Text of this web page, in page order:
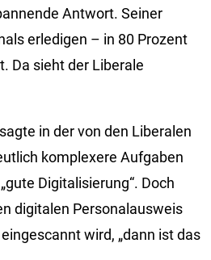
Antwort. Seiner
erledigen – in 80 Prozent
Da sieht der Liberale
in der von den Liberalen
komplexere Aufgaben
Digitalisierung“. Doch
digitalen Personalausweis
wird, „dann ist das